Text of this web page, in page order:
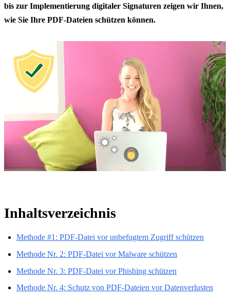
bis zur Implementierung digitaler Signaturen zeigen wir Ihnen,
wie Sie Ihre PDF-Dateien schützen können.
Inhaltsverzeichnis
Methode #1: PDF-Datei vor unbefugtem Zugriff schützen
Methode Nr. 2: PDF-Datei vor Malware schützen
Methode Nr. 3: PDF-Datei vor Phishing schützen
Methode Nr. 4: Schutz von PDF-Dateien vor Datenverlusten